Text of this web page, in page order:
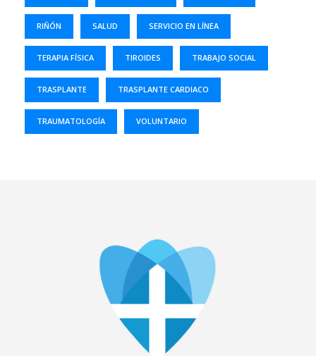
RIÑÓN SALUD SERVICIO EN LÍNEA
TERAPIA FÍSICA TIROIDES TRABAJO SOCIAL
TRASPLANTE TRASPLANTE CARDIACO
TRAUMATOLOGÍA VOLUNTARIO